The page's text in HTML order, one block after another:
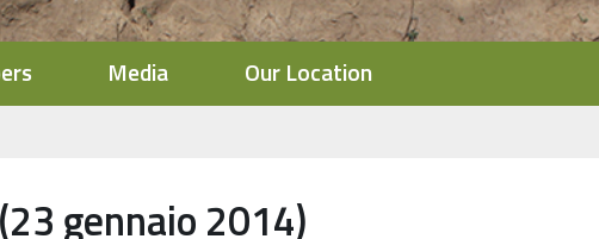
Media Our Location
gennaio 2014)